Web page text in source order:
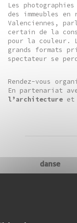
Les photographies
des immeubles en
Valenciennes,
certain de la
pour la couleur.
grands formats
spectateur se
Rendez-vous
En partenariat
l’architecture et
danse